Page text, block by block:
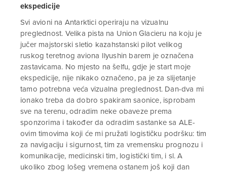
ekspedicije
Svi avioni na Antarktici operiraju na vizualnu
preglednost. Velika pista na Union Glacieru na koju je
jučer majstorski sletio kazahstanski pilot velikog
ruskog teretnog aviona Ilyushin barem je označena
zastavicama. No mjesto na šelfu, gdje je start moje
ekspedicije, nije nikako označeno, pa je za slijetanje
tamo potrebna veća vizualna preglednost. Dan-dva mi
ionako treba da dobro spakiram saonice, isprobam
sve na terenu, odradim neke obaveze prema
sponzorima i također da odradim sastanke sa ALE-
ovim timovima koji će mi pružati logističku podršku: tim
za navigaciju i sigurnost, tim za vremensku prognozu i
komunikacije, medicinski tim, logistički tim, i sl. A
ukoliko zbog lošeg vremena ostanem još koji dan